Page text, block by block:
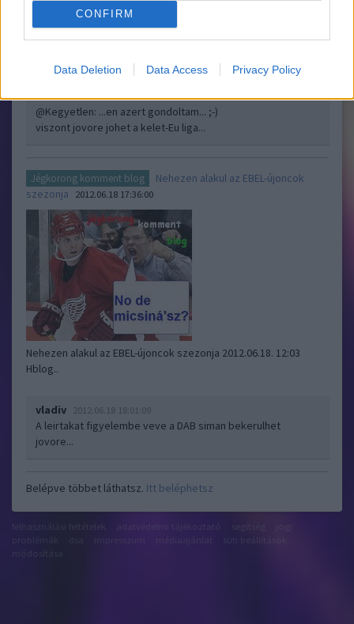
CONFIRM
Data Deletion Data Access Privacy Policy
vladiv 2012.06.28 14:45:47
@Kegyetlen: ...en azert gondoltam... ;-)
viszont jovore johet a kelet-Eu liga...
Jégkorong komment blog
Nehezen alakul az EBEL-újoncok
szezonja
2012.06.18 17:36:00
Nehezen alakul az EBEL-újoncok szezonja 2012.06.18. 12:03
Hblog..
vladiv 2012.06.18 18:01:09
A leirtakat figyelembe veve a DAB siman bekerulhet
jovore...
Belépve többet láthatsz. Itt beléphetsz